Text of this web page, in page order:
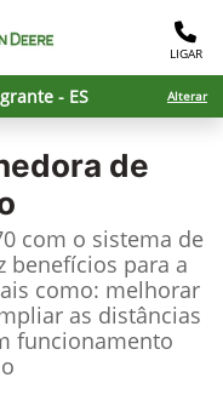
LIGAR
- ES Alterar
de
com o sistema de
benefícios para a
como: melhorar
as distâncias
funcionamento